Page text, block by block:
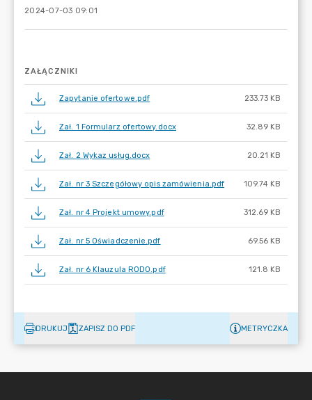
2024-07-03 09:01
ZAŁĄCZNIKI
Zapytanie ofertowe.pdf 233.73 KB
Zał. 1 Formularz ofertowy.docx 32.89 KB
Zał. 2 Wykaz usług.docx 20.21 KB
Zał. nr 3 Szczegółowy opis zamówienia.pdf 109.74 KB
Zał. nr 4 Projekt umowy.pdf 312.69 KB
Zał. nr 5 Oświadczenie.pdf 69.56 KB
Zał. nr 6 Klauzula RODO.pdf 121.8 KB
DRUKUJ ZAPISZ DO PDF METRYCZKA